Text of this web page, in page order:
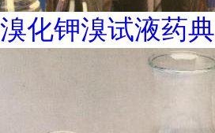
溴化钾溴试液药典